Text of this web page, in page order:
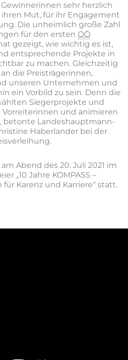
sehr herzlich
Mut, für ihr Engagement
Die unheimlich große Zahl
für den ersten OÖ
gezeigt, wie wichtig es ist,
entsprechende Projekte in
zu machen. Gleichzeitig
die Preisträgerinnen,
unseren Unternehmen und
ein Vorbild zu sein. Denn die
Siegerprojekte und
Vorreiterinnen und animieren
betonte Landeshauptmann-
Haberlander bei der
Abend des 20. Juli 2021 im
„10 Jahre KOMPASS –
Karenz und Karriere“ statt.